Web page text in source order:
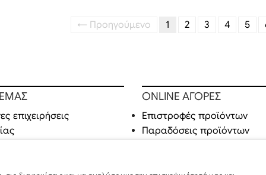
← Προηγούμενo 1 2 3 4 5
επιχειρήσεις
ONLINE ΑΓΟΡΕΣ
Επιστροφές προϊόντων
Παραδόσεις προϊόντων